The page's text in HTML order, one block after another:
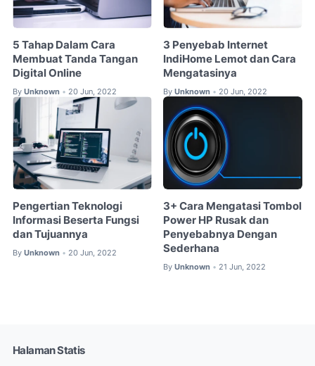
5 Tahap Dalam Cara
Membuat Tanda Tangan
Digital Online
By Unknown • 20 Jun, 2022
3 Penyebab Internet
IndiHome Lemot dan Cara
Mengatasinya
By Unknown • 20 Jun, 2022
Pengertian Teknologi
Informasi Beserta Fungsi
dan Tujuannya
By Unknown • 20 Jun, 2022
3+ Cara Mengatasi Tombol
Power HP Rusak dan
Penyebabnya Dengan
Sederhana
By Unknown • 21 Jun, 2022
Halaman Statis